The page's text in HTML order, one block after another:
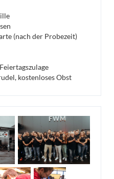
(nach der Probezeit)
kostenloses Obst